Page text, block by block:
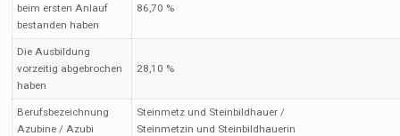
beim ersten Anlauf
bestanden haben
86,70 %
Die Ausbildung
vorzeitig abgebrochen
haben
28,10 %
Berufsbezeichnung
Azubine / Azubi
Steinmetz und Steinbildhauer /
Steinmetzin und Steinbildhauerin